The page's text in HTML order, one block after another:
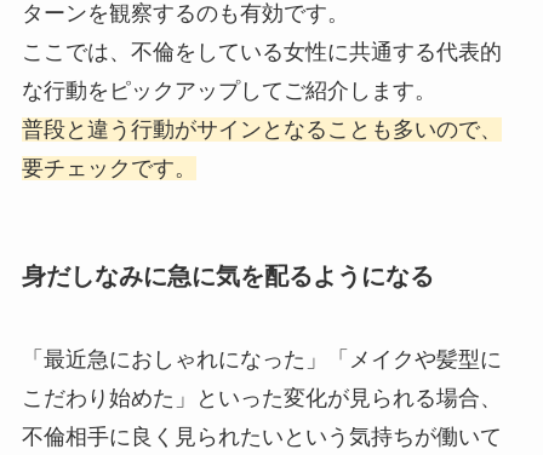
ターンを観察するのも有効です。
ここでは、不倫をしている女性に共通する代表的
な行動をピックアップしてご紹介します。
普段と違う行動がサインとなることも多いので、
要チェックです。
身だしなみに急に気を配るようになる
「最近急におしゃれになった」「メイクや髪型に
こだわり始めた」といった変化が見られる場合、
不倫相手に良く見られたいという気持ちが働いて